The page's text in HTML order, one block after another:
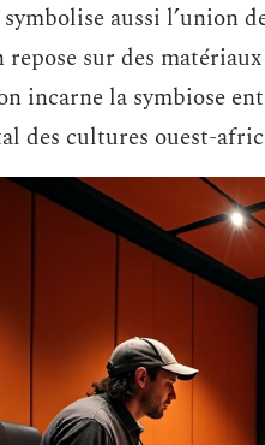
aussi l’union
sur des
incarne la symbiose
des cultures ouest-